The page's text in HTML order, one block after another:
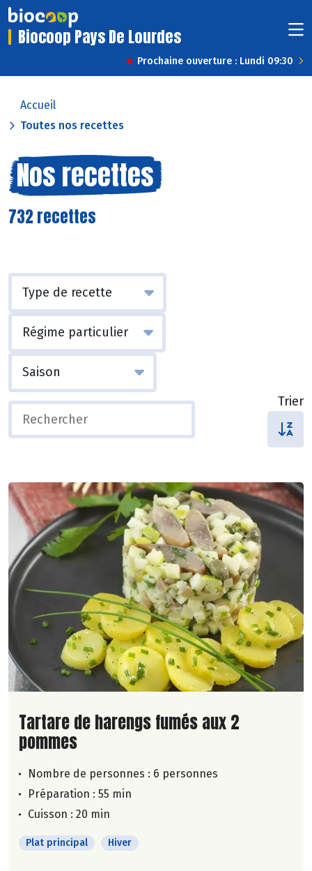
Biocoop Pays De Lourdes
Prochaine ouverture : Lundi 09:30
Accueil
Toutes nos recettes
Nos recettes
732 recettes
Trier
Lire la suite de la recette
Tartare de harengs fumés aux 2
pommes
Nombre de personnes : 6 personnes
Préparation : 55 min
Cuisson : 20 min
Plat principal Hiver